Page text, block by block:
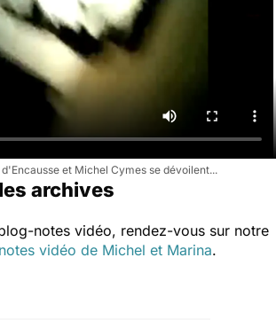
et Michel Cymes se dévoilent...
archives
notes vidéo, rendez-vous sur notre
vidéo de Michel et Marina.